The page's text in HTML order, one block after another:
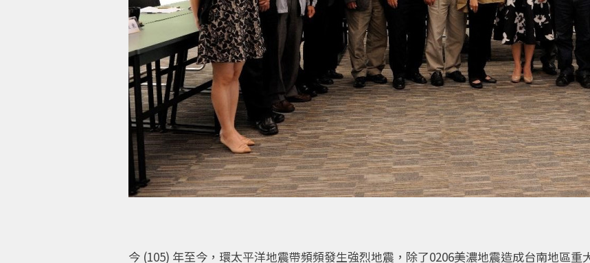
今 (105) 年至今，環太平洋地震帶頻頻發生強烈地震，除了0206美濃地震造成台南地區